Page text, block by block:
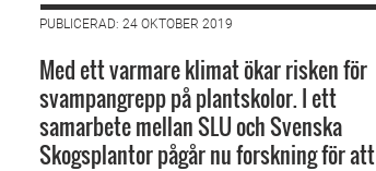
PUBLICERAD: 24 OKTOBER 2019
Med ett varmare klimat ökar risken för
svampangrepp på plantskolor. I ett
samarbete mellan SLU och Svenska
Skogsplantor pågår nu forskning för att